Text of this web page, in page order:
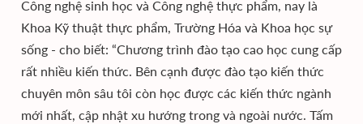
Công nghệ sinh học và Công nghệ thực phẩm, nay là
Khoa Kỹ thuật thực phẩm, Trường Hóa và Khoa học sự
sống - cho biết: “Chương trình đào tạo cao học cung cấp
rất nhiều kiến thức. Bên cạnh được đào tạo kiến thức
chuyên môn sâu tôi còn học được các kiến thức ngành
mới nhất, cập nhật xu hướng trong và ngoài nước. Tấm